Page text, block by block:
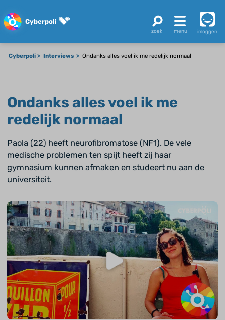
Cyberpoli
inloggen
Cyberpoli Interviews Ondanks alles voel ik me redelijk normaal
Ondanks alles voel ik me
redelijk normaal
Paola (22) heeft neurofibromatose (NF1). De vele
medische problemen ten spijt heeft zij haar
gymnasium kunnen afmaken en studeert nu aan de
universiteit.